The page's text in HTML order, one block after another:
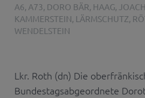
A6, A73, DORO BÄR, HAAG,
KAMMERSTEIN, LÄRMSCHUTZ,
WENDELSTEIN
Lkr. Roth (dn) Die
Bundestagsabgeordnete